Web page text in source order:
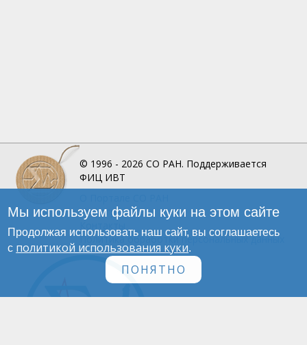
© 1996 - 2026 СО РАН. Поддерживается
ФИЦ ИВТ
Инфографика
Политика обработки персональных данных
Мы используем файлы куки на этом сайте
Продолжая использовать наш сайт, вы соглашаетесь
с политикой использования куки.
ПОНЯТНО